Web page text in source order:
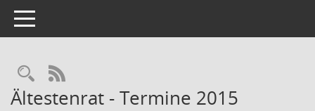
Toggle navigation
Rechercheauswahl
RSS-Feed
Ältestenrat - Termine 2015